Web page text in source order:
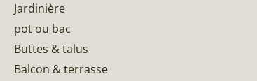
Jardinière
pot ou bac
Buttes & talus
Balcon & terrasse